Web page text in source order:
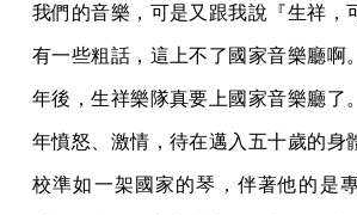
我們的音樂，可是又跟我說『生祥，
有一些粗話，這上不了國家音樂廳啊
年後，生祥樂隊真要上國家音樂廳了
年憤怒、激情，待在邁入五十歲的身
校準如一架國家的琴，伴著他的是